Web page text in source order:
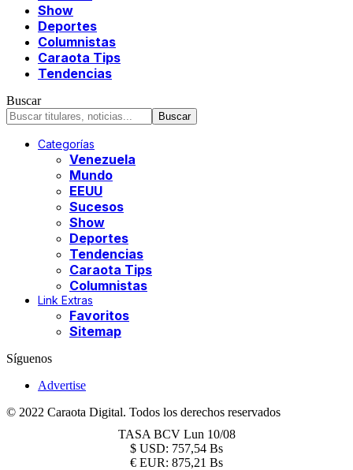
Show
Deportes
Columnistas
Caraota Tips
Tendencias
Buscar
Categorías
Venezuela
Mundo
EEUU
Sucesos
Show
Deportes
Tendencias
Caraota Tips
Columnistas
Link Extras
Favoritos
Sitemap
Síguenos
Advertise
© 2022 Caraota Digital. Todos los derechos reservados
TASA BCV Lun 10/08
$ USD: 757,54 Bs
€ EUR: 875,21 Bs